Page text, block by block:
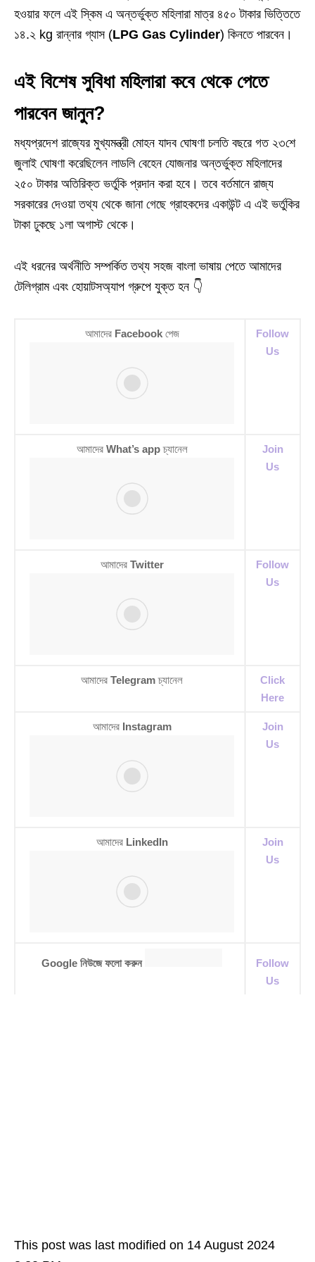
হওয়ার ফলে এই স্কিম এ অন্তর্ভুক্ত মহিলারা মাত্র ৪৫০ টাকার ভিত্তিতে
১৪.২ kg রান্নার গ্যাস (LPG Gas Cylinder) কিনতে পারবেন।
এই বিশেষ সুবিধা মহিলারা কবে থেকে পেতে
পারবেন জানুন?
মধ্যপ্রদেশ রাজ্যের মুখ্যমন্ত্রী মোহন যাদব ঘোষণা চলতি বছরে গত ২৩শে
জুলাই ঘোষণা করেছিলেন লাডলি বেহেন যোজনার অন্তর্ভুক্ত মহিলাদের
২৫০ টাকার অতিরিক্ত ভর্তুকি প্রদান করা হবে। তবে বর্তমানে রাজ্য
সরকারের দেওয়া তথ্য থেকে জানা গেছে গ্রাহকদের একাউন্ট এ এই ভর্তুকির
টাকা ঢুকছে ১লা অগাস্ট থেকে।
এই ধরনের অর্থনীতি সম্পর্কিত তথ্য সহজ বাংলা ভাষায় পেতে আমাদের
টেলিগ্রাম এবং হোয়াটসঅ্যাপ গ্রুপে যুক্ত হন 👇
আমাদের Facebook পেজ
Follow
Us
আমাদের What’s app চ্যানেল
Join
Us
আমাদের Twitter
Follow
Us
আমাদের Telegramচ্যানেল
Click
Here
আমাদের Instagram
Join
Us
আমাদের LinkedIn
Join
Us
Google নিউজে ফলো করুন
Follow
Us
This post was last modified on 14 August 2024